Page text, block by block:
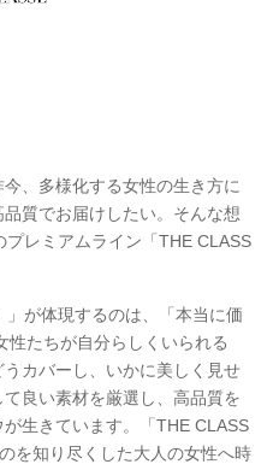
、多様化する女性の生き方に
質でお届けしたい。そんな想
レミアムライン「THE CLASS
が体現するのは、「本当に価
たちが自分らしくいられる
カバーし、いかに美しく見せ
良い素材を厳選し、高品質を
生きています。「THE CLASS
を知り尽くした大人の女性へ時